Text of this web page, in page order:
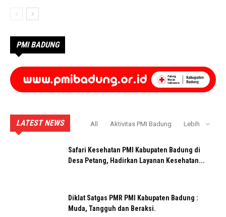
PMI BADUNG
LATEST NEWS All Aktivitas PMI Badung Lebih
Safari Kesehatan PMI Kabupaten Badung di
Desa Petang, Hadirkan Layanan Kesehatan...
Diklat Satgas PMR PMI Kabupaten Badung :
Muda, Tangguh dan Beraksi.